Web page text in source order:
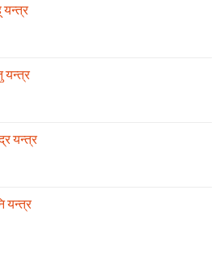
यन्त्र
यन्त्र
यन्त्र
यन्त्र